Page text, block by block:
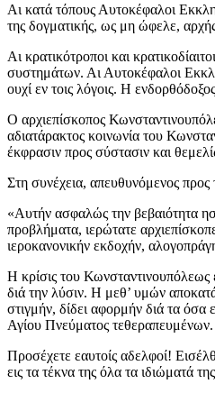
Αι κατά τόπους Αυτοκέφαλοι
της δογματικής, ως μη ώφελε,
Αι κρατικότροποι και
συστημάτων. Αι Αυτοκέφαλοι
ουχί εν τοις λόγοις. Η
Ο αρχιεπίσκοπος
αδιατάρακτος κοινωνία του
έκφρασιν προς σύστασιν και
Στη συνέχεια, απευθυνόμενος προς
«Αυτήν ασφαλώς την βεβαιότητα
προβλήματα, ιερώτατε
ιεροκανονικήν εκδοχήν,
Η κρίσις του Κωνσταντινουπόλεως
διά την λύσιν. Η μεθ’ υμών
στιγμήν, δίδει αφορμήν διά τα
Αγίου Πνεύματος τεθεραπευμένων.
Προσέχετε εαυτοίς αδελφοί!
εις τα τέκνα της όλα τα ιδιώματά